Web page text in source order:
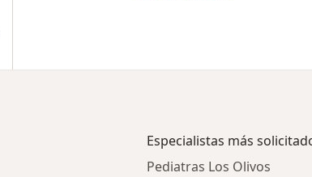
Especialistas más
Pediatras Los Olivos